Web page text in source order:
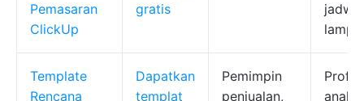
Pemasaran
ClickUp
gratis
Template
Rencana
Dapatkan
templat
Pemimpin
penjualan,
Profil